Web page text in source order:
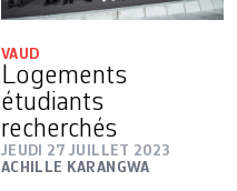
VAUD
Logements
étudiants
recherchés
JEUDI 27 JUILLET 2023
ACHILLE KARANGWA